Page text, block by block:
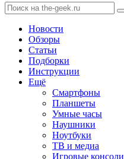
Новости
Обзоры
Статьи
Подборки
Инструкции
Ещё
Смартфоны
Планшеты
Умные часы
Наушники
Ноутбуки
ТВ и медиа
Игровые консоли